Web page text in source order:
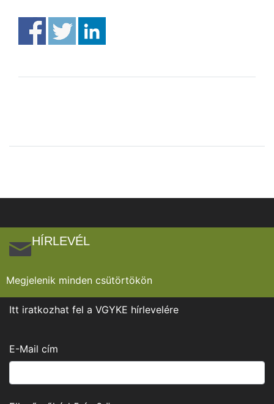
HÍRLEVÉL
Megjelenik minden csütörtökön
Itt iratkozhat fel a VGYKE hírlevelére
E-Mail cím